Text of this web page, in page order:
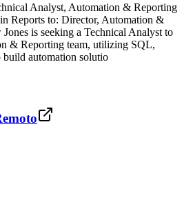
Analyst, Automation & Reporting
Reports to: Director, Automation &
is seeking a Technical Analyst to
& Reporting team, utilizing SQL,
build automation solutio